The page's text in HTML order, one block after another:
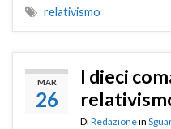
relativismo
MAR
26
I dieci
DiRedazionein